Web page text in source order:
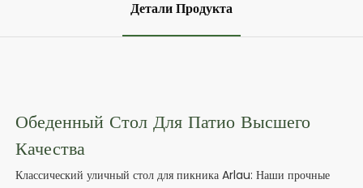
Детали Продукта
Обеденный Стол Для Патио Высшего
Качества
Классический уличный стол для пикника Arlau: Наши прочные